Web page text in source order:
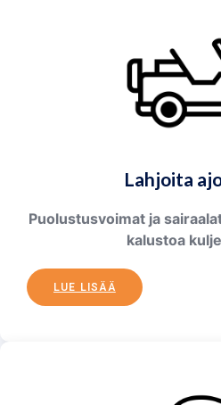
Lahjoita
Puolustusvoimat ja
kalustoa
LUE LISÄÄ